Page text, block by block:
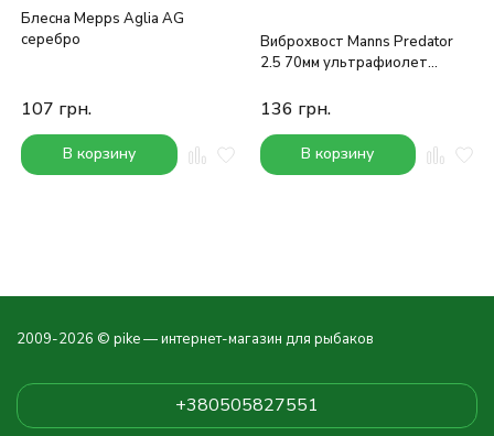
Блесна Mepps Aglia AG
серебро
107 грн.
В корзину
Виброхвост Manns Predator
2.5 70мм ультрафиолет
136 грн.
В корзину
2009-2026 © pike — интернет-магазин для рыбаков
+380505827551